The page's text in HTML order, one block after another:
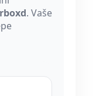
. Vaše